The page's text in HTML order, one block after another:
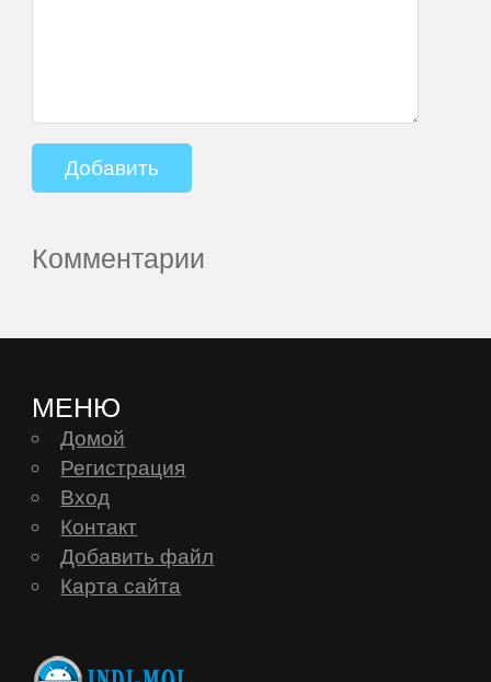
Комментарии
МЕНЮ
Домой
Регистрация
Вход
Контакт
Добавить файл
Карта сайта